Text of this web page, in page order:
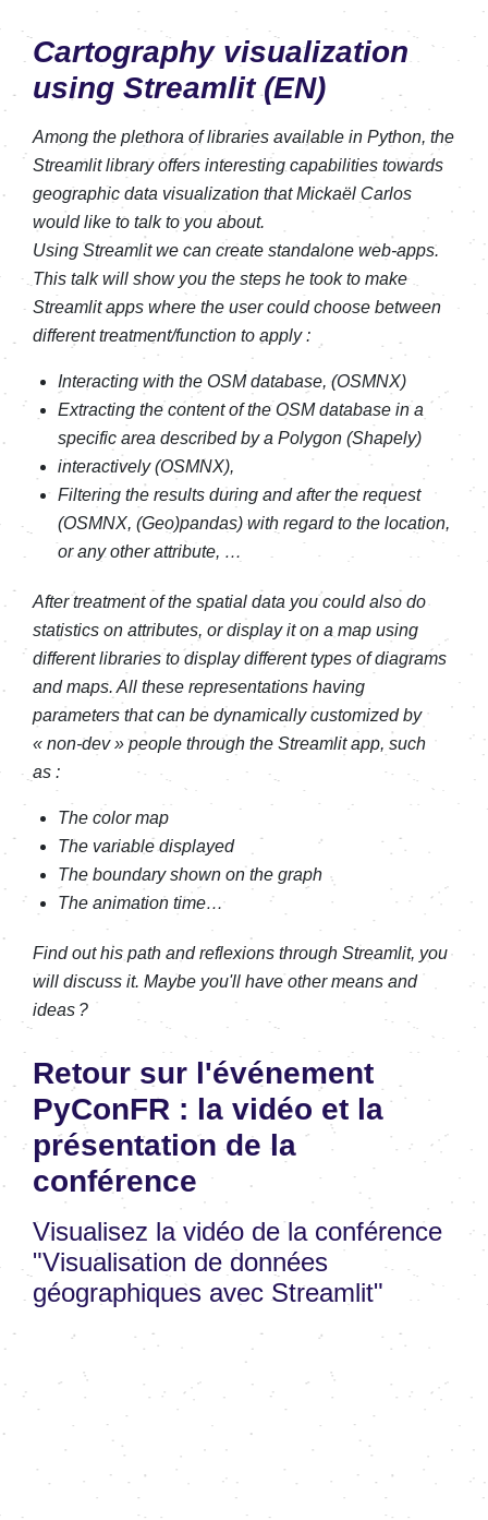
Cartography visualization
using Streamlit (EN)
Among the plethora of libraries available in Python, the
Streamlit library offers interesting capabilities towards
geographic data visualization that Mickaël Carlos
would like to talk to you about.
Using Streamlit we can create standalone web-apps.
This talk will show you the steps he took to make
Streamlit apps where the user could choose between
different treatment/function to apply :
Interacting with the OSM database, (OSMNX)
Extracting the content of the OSM database in a
specific area described by a Polygon (Shapely)
interactively (OSMNX),
Filtering the results during and after the request
(OSMNX, (Geo)pandas) with regard to the location,
or any other attribute, …
After treatment of the spatial data you could also do
statistics on attributes, or display it on a map using
different libraries to display different types of diagrams
and maps. All these representations having
parameters that can be dynamically customized by
« non-dev » people through the Streamlit app, such
as :
The color map
The variable displayed
The boundary shown on the graph
The animation time…
Find out his path and reflexions through Streamlit, you
will discuss it. Maybe you'll have other means and
ideas ?
Retour sur l'événement
PyConFR : la vidéo et la
présentation de la
conférence
Visualisez la vidéo de la conférence
"Visualisation de données
géographiques avec Streamlit"